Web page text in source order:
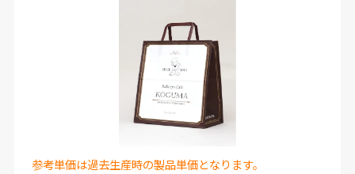
参考単価は過去生産時の製品単価となります。